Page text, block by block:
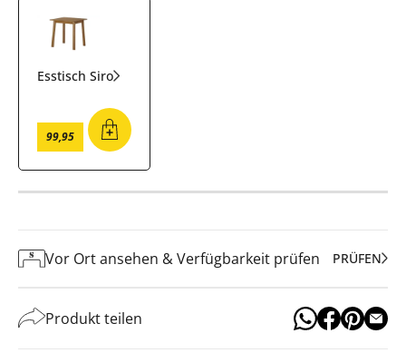
Esstisch Siro
99,95
Vor Ort ansehen & Verfügbarkeit prüfen PRÜFEN
Produkt teilen